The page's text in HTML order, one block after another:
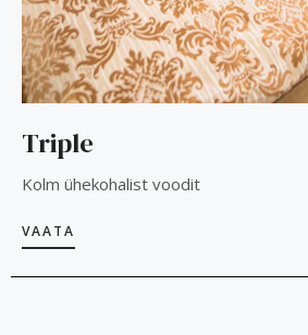
Triple
Kolm ühekohalist voodit
VAATA